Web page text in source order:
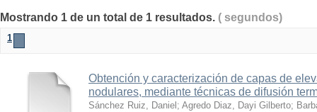
Mostrando 1 de un total de 1 resultados. ( segundos)
1
Obtención y caracterización de capas de
nodulares, mediante técnicas de difusión
Sánchez Ruiz, Daniel ; Agredo Diaz, Dayi Gilberto;